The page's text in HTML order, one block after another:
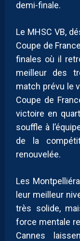
demi-finale.
Le MHSC VB,
Coupe de
finales où il
meilleur des
match prévu le
Coupe de
victoire en
souffle à
de la
renouvelée.
Les
leur meilleur
très solide,
force mentale
Cannes